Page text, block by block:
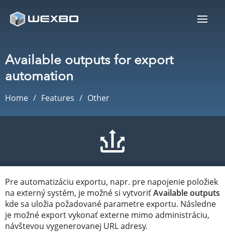
Available outputs for export
automation
Home Features Other
Pre automatizáciu exportu, napr. pre napojenie položiek
na externý systém, je možné si vytvoriťAvailable outputs
kde sa uložia požadované parametre exportu. Následne
je možné export vykonať externe mimo administráciu,
návštevou vygenerovanej URL adresy.